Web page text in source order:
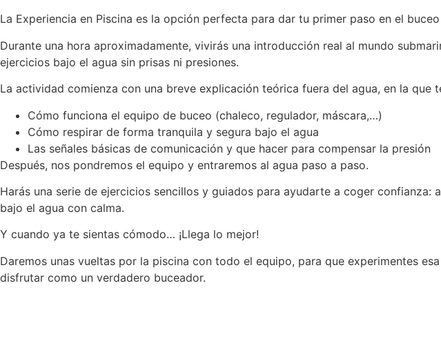
La Experiencia en Piscina es la opción perfecta para dar tu primer paso en el
Durante una hora aproximadamente, vivirás una introducción real al mundo
ejercicios bajo el agua sin prisas ni presiones.
La actividad comienza con una breve explicación teórica fuera del agua, en la que
Cómo funciona el equipo de buceo (chaleco, regulador, máscara,…)
Cómo respirar de forma tranquila y segura bajo el agua
Las señales básicas de comunicación y que hacer para compensar la presión
Después, nos pondremos el equipo y entraremos al agua paso a paso.
Harás una serie de ejercicios sencillos y guiados para ayudarte a coger
bajo el agua con calma.
Y cuando ya te sientas cómodo… ¡Llega lo mejor!
Daremos unas vueltas por la piscina con todo el equipo, para que experimentes
disfrutar como un verdadero buceador.